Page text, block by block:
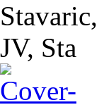
JV, Sta